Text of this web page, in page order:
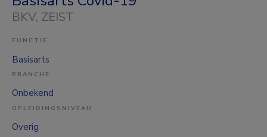
BKV, ZEIST
FUNCTIE
Basisarts
BRANCHE
Onbekend
OPLEIDINGSNIVEAU
Overig